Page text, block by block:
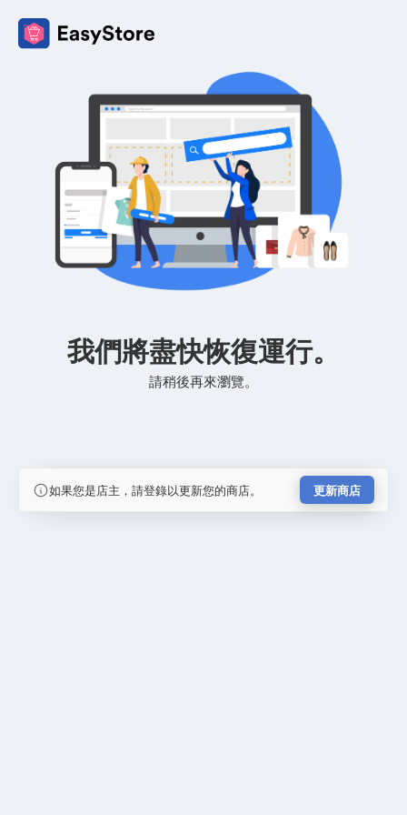
我們將盡快恢復運行。
請稍後再來瀏覽。
如果您是店主，請登錄以更新您的商店。 更新商店